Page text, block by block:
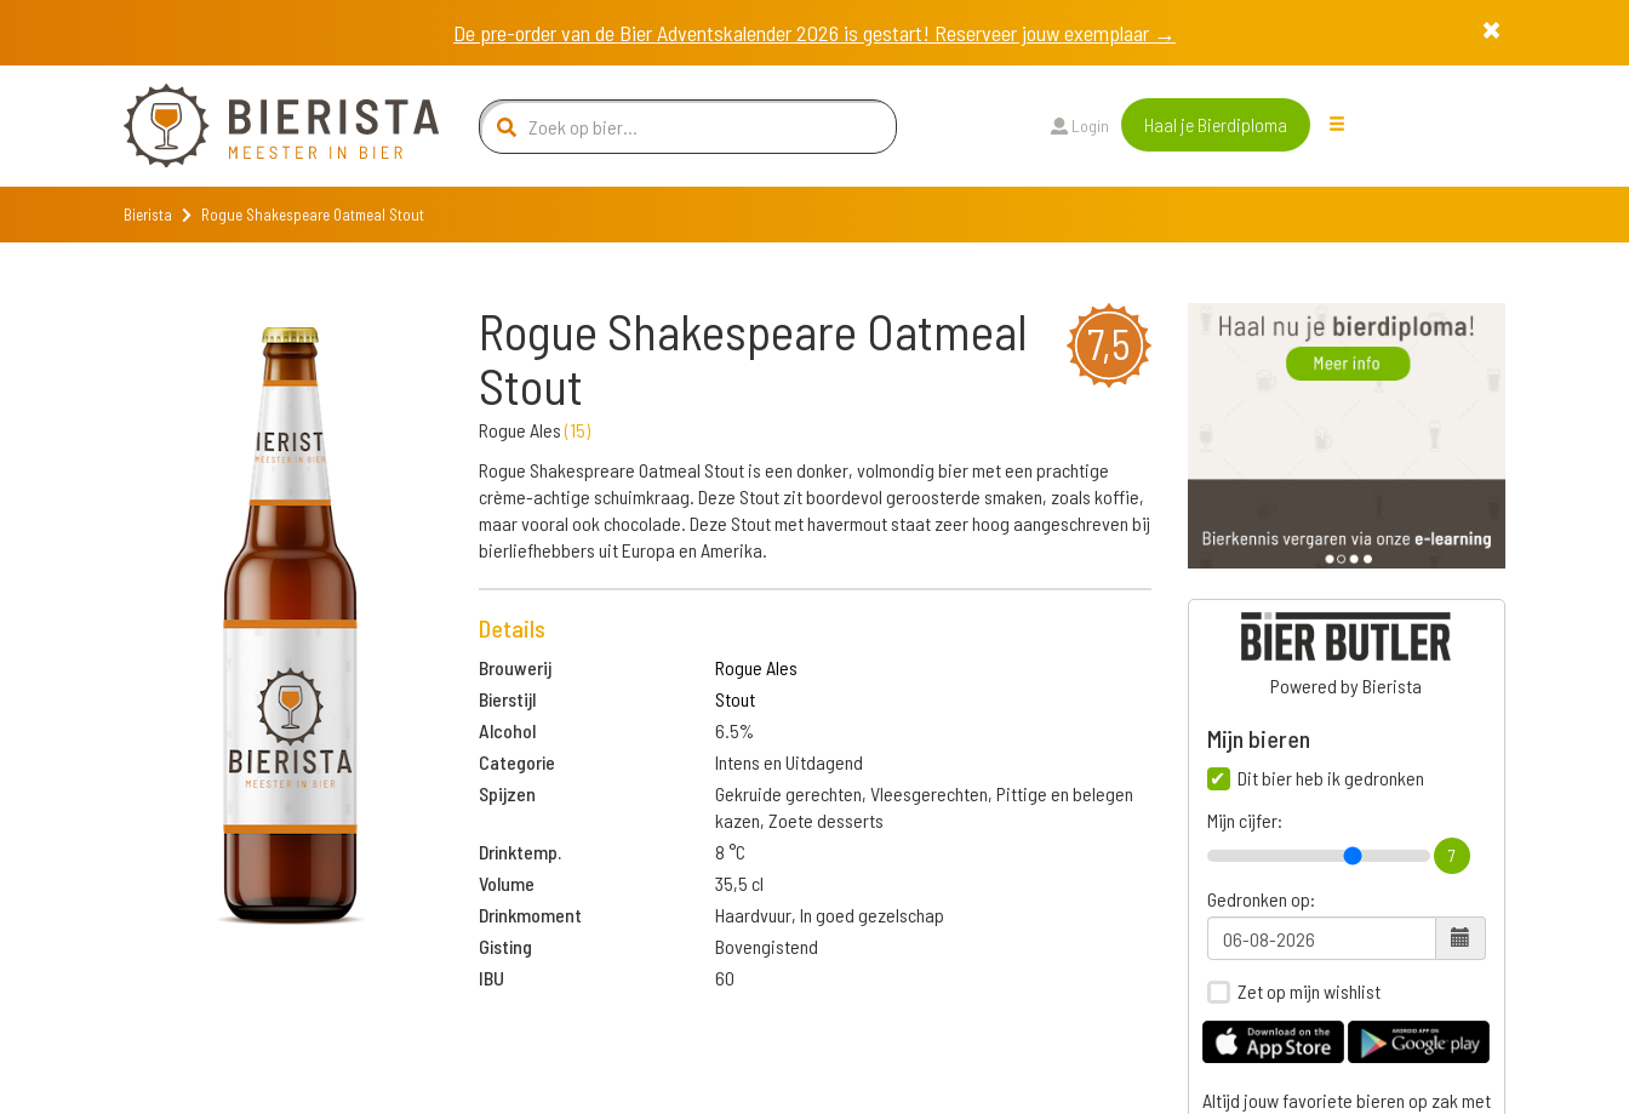
De pre-order van de Bier Adventskalender 2026 is gestart! Reserveer jouw exemplaar →
Login Haal je Bierdiploma
Bierista Rogue Shakespeare Oatmeal Stout
7,5
Rogue Shakespeare Oatmeal
Stout
Rogue Ales(15)
Rogue Shakespreare Oatmeal Stout is een donker, volmondig bier met een prachtige
crème-achtige schuimkraag. Deze Stout zit boordevol geroosterde smaken, zoals koffie,
maar vooral ook chocolade. Deze Stout met havermout staat zeer hoog aangeschreven bij
bierliefhebbers uit Europa en Amerika.
Details
Brouwerij
Rogue Ales
Bierstijl
Stout
Alcohol
6.5%
Categorie
Intens en Uitdagend
Spijzen
Gekruide gerechten, Vleesgerechten, Pittige en belegen
kazen, Zoete desserts
Drinktemp.
8 °C
Volume
35,5 cl
Drinkmoment
Haardvuur, In goed gezelschap
Gisting
Bovengistend
IBU
60
Powered by Bierista
Mijn bieren
Dit bier heb ik gedronken
Mijn cijfer:
7
Gedronken op:
Zet op mijn wishlist
Altijd jouw favoriete bieren op zak met